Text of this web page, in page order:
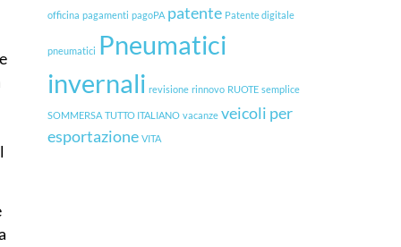
officina pagamenti pagoPA patente Patente digitale
pneumatici Pneumatici
invernali revisione rinnovo RUOTE semplice
SOMMERSA TUTTO ITALIANO vacanze veicoli per
esportazione VITA